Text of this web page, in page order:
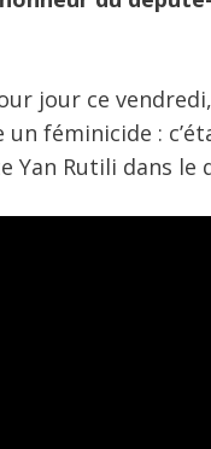
jour ce
féminicide :
Rutili dans le